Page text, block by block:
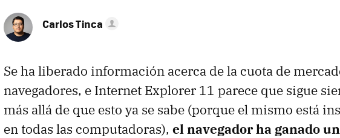
Carlos Tinca
Se ha liberado información acerca de la cuota de
navegadores, e Internet Explorer 11 parece que sigue
más allá de que esto ya se sabe (porque el mismo está
en todas las computadoras), el navegador ha ganado